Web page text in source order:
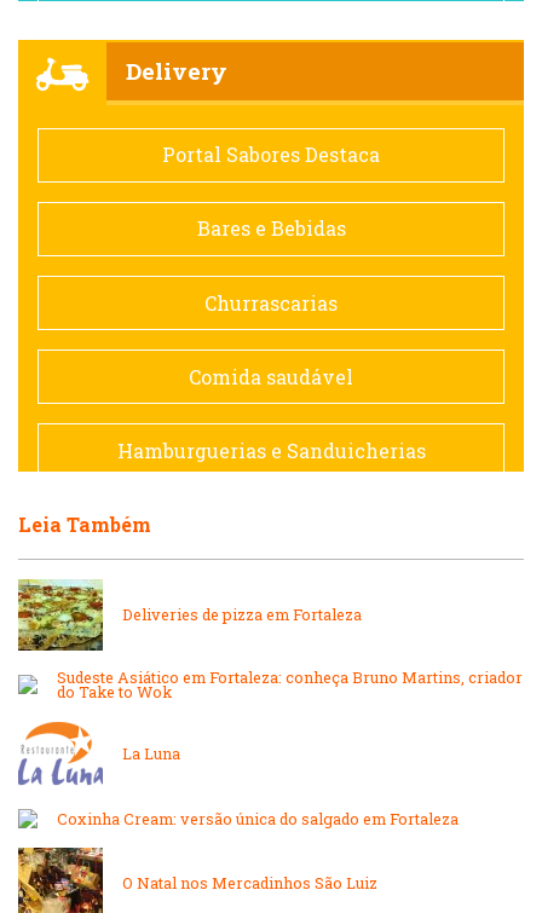
Comida saudável
Contemporânea
Doceria
Espanhola
Francesa
Delivery
Portal Sabores Destaca
Bares e Bebidas
Churrascarias
Comida saudável
Hamburguerias e Sanduicherias
Massas
Padarias e Confeitarias
Peixes e Frutos do Mar
Pizzarias
Leia Também
Deliveries de pizza em Fortaleza
Sudeste Asiático em Fortaleza: conheça Bruno Martins, criador
do Take to Wok
La Luna
Coxinha Cream: versão única do salgado em Fortaleza
O Natal nos Mercadinhos São Luiz